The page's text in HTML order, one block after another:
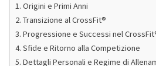
Origini e Primi Anni
Transizione al CrossFit®
Progressione e Successi nel
Sfide e Ritorno alla Competizione
Dettagli Personali e Regime di